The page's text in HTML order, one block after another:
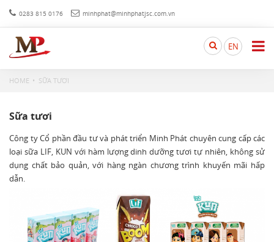
0283 815 0176 minhphat@minhphatjsc.com.vn
EN
Search
here...
HOME SỮA TƯƠI
Sữa tươi
Công ty Cổ phần đầu tư và phát triển Minh Phát chuyên cung cấp các
loại sữa LIF, KUN với hàm lượng dinh dưỡng tươi tự nhiên, không sử
dụng chất bảo quản, với hàng ngàn chương trình khuyến mãi hấp
dẫn.